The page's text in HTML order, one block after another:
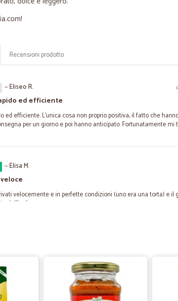
Recensioni prodotto
—Eliseo R.
ed efficiente
ed efficiente. L’unica cosa non proprio positiva, il fatto che
per un giorno e poi hanno anticipato. Fortunatamente mi
—Elisa M.
velocemente e in perfette condizioni (uno era una torta) e il
dell'ordine.
sito online di…Cicalia
online di vendite di Cicalia dove compro prodotti già da un po
di un catalogo prodotti molto vario e di ottime marche,i prezzi
rispetto ai negozi e centri commerciali,anche il servizio
veloce e puntuale.Scegliere i prodotti inserirli nel carrello ed